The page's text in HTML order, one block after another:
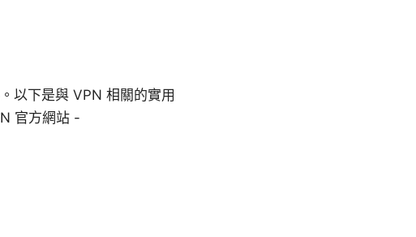
以下是與 VPN 相關的實用
官方網站 -